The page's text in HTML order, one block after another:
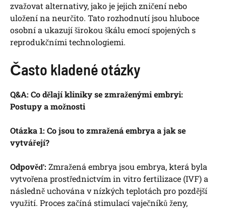
zvažovat alternativy, jako je jejich zničení nebo
uložení na neurčito. Tato rozhodnutí jsou hluboce
osobní a ukazují širokou škálu emocí spojených s
reprodukčními technologiemi.
Často kladené otázky
Q&A: Co dělají kliniky se zmraženými embryi:
Postupy a možnosti
Otázka 1: Co jsou to zmražená embrya a jak se
vytvářejí?
Odpověď: Zmražená embrya jsou embrya, která byla
vytvořena prostřednictvím in vitro fertilizace (IVF) a
následně uchována v nízkých teplotách pro pozdější
využití. Proces začíná stimulací vaječníků ženy,